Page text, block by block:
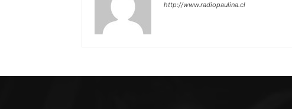
http://www.radiopaulina.cl